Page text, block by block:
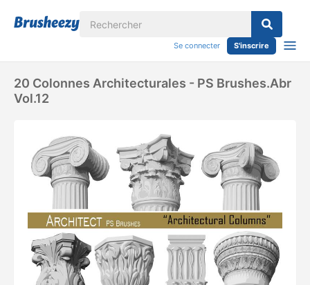
Se connecter S'inscrire
20 Colonnes Architecturales - PS Brushes.abr
Vol.12